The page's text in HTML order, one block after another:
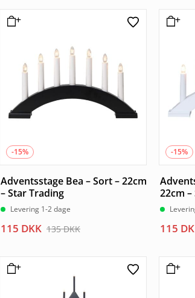
var:
er:
var:
er:
-15%
Adventsstage Bea – Sort – 22cm
– Star Trading
Levering 1-2 dage
135DKK
Den
var:
115 DKK
Den
er:
-15%
22cm
Den
var:
115
Den
er: